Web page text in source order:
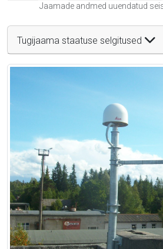
Jaamade andmed uuendatud
Tugijaama staatuse selgitused